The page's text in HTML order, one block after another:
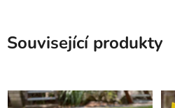
Související produkty